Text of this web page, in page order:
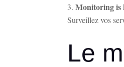
Monitoring is
Surveillez vos
Le